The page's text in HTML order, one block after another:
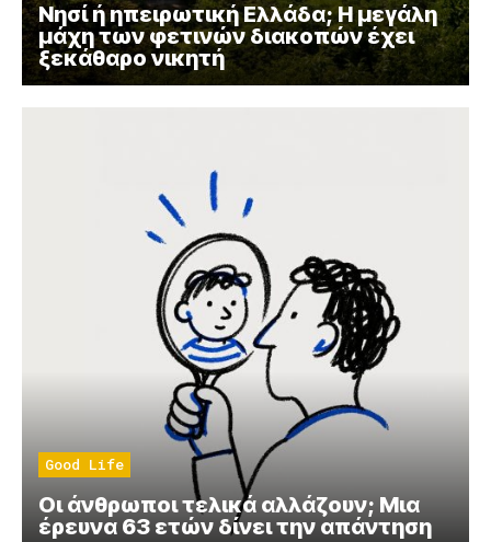
Νησί ή ηπειρωτική Ελλάδα; Η μεγάλη
μάχη των φετινών διακοπών έχει
ξεκάθαρο νικητή
Good Life
Οι άνθρωποι τελικά αλλάζουν; Μια
έρευνα 63 ετών δίνει την απάντηση